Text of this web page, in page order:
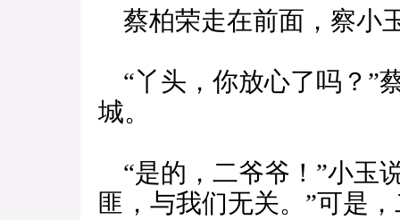
蔡柏荣走在前面，察小
“丫头，你放心了吗？”
城。
“是的，二爷爷！”小玉
匪，与我们无关。”可是